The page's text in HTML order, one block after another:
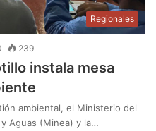
Regionales
239
instala mesa
ambiental, el Ministerio del
Aguas (Minea) y la…